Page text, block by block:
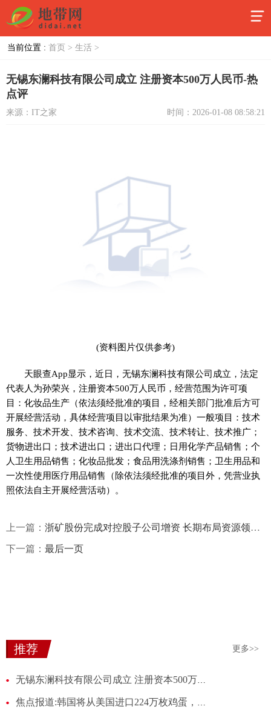
当前位置 : 首页 > 生活 >
无锡东澜科技有限公司成立 注册资本500万人民币-热
点评
来源：IT之家 时间：2026-01-08 08:58:21
(资料图片仅供参考)
天眼查App显示，近日，无锡东澜科技有限公司成立，法定
代表人为孙荣兴，注册资本500万人民币，经营范围为许可项
目：化妆品生产（依法须经批准的项目，经相关部门批准后方可
开展经营活动，具体经营项目以审批结果为准）一般项目：技术
服务、技术开发、技术咨询、技术交流、技术转让、技术推广；
货物进出口；技术进出口；进出口代理；日用化学产品销售；个
人卫生用品销售；化妆品批发；食品用洗涤剂销售；卫生用品和
一次性使用医疗用品销售（除依法须经批准的项目外，凭营业执
照依法自主开展经营活动）。
上一篇： 浙矿股份完成对控股子公司增资 长期布局资源领域业务
下一篇： 最后一页
推荐 更多>>
无锡东澜科技有限公司成立 注册资本500万人民币-热点评
焦点报道:韩国将从美国进口224万枚鸡蛋，应对禽流感可能造成的供应短缺